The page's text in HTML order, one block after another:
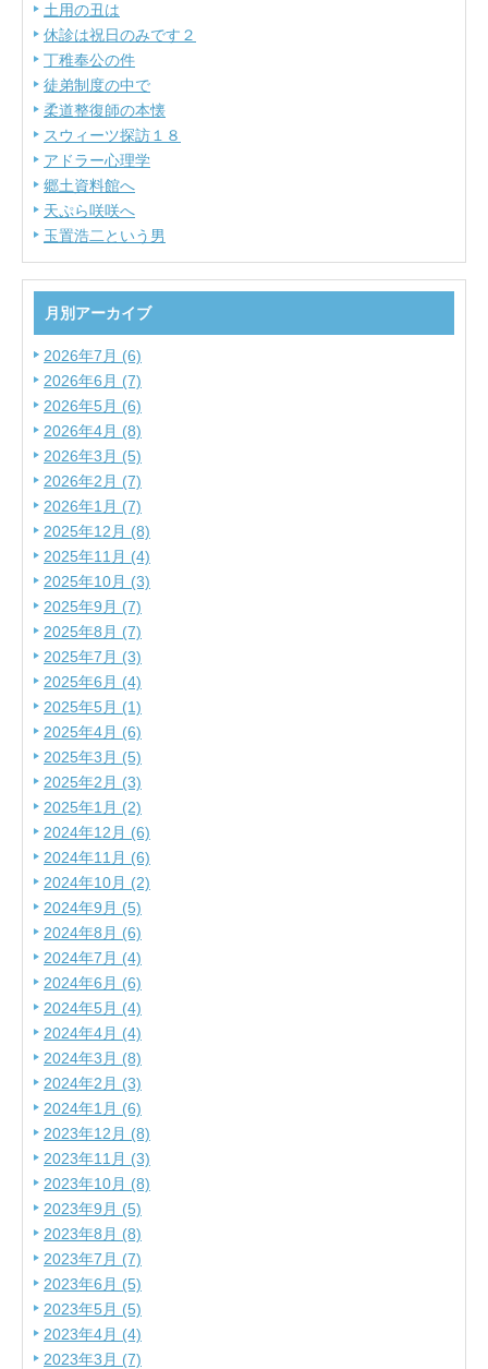
土用の丑は
休診は祝日のみです２
丁稚奉公の件
徒弟制度の中で
柔道整復師の本懐
スウィーツ探訪１８
アドラー心理学
郷土資料館へ
天ぷら咲咲へ
玉置浩二という男
月別アーカイブ
2026年7月 (6)
2026年6月 (7)
2026年5月 (6)
2026年4月 (8)
2026年3月 (5)
2026年2月 (7)
2026年1月 (7)
2025年12月 (8)
2025年11月 (4)
2025年10月 (3)
2025年9月 (7)
2025年8月 (7)
2025年7月 (3)
2025年6月 (4)
2025年5月 (1)
2025年4月 (6)
2025年3月 (5)
2025年2月 (3)
2025年1月 (2)
2024年12月 (6)
2024年11月 (6)
2024年10月 (2)
2024年9月 (5)
2024年8月 (6)
2024年7月 (4)
2024年6月 (6)
2024年5月 (4)
2024年4月 (4)
2024年3月 (8)
2024年2月 (3)
2024年1月 (6)
2023年12月 (8)
2023年11月 (3)
2023年10月 (8)
2023年9月 (5)
2023年8月 (8)
2023年7月 (7)
2023年6月 (5)
2023年5月 (5)
2023年4月 (4)
2023年3月 (7)